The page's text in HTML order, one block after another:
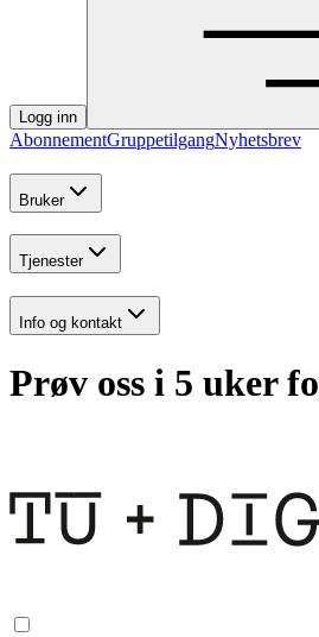
Logg inn
AbonnementGruppetilgangNyhetsbrev
Bruker
Tjenester
Info og kontakt
Prøv oss i 5 uker